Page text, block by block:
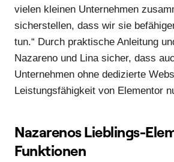
vielen kleinen Unternehmen
sicherstellen, dass wir sie
tun.“ Durch praktische Anleitung
Nazareno und Lina sicher, dass
Unternehmen ohne dedizierte
Leistungsfähigkeit von Elementor
Nazarenos Lieblings-
Funktionen